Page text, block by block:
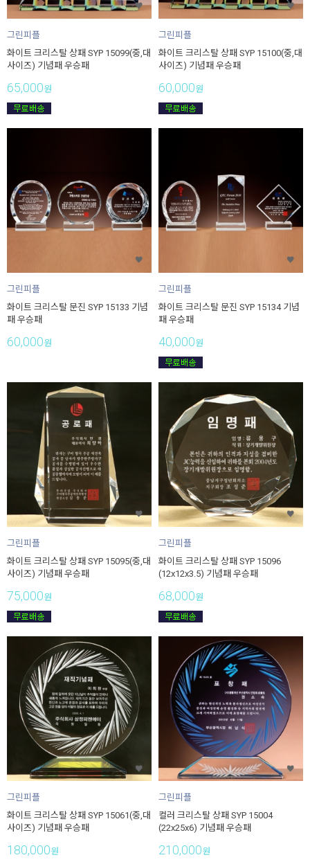
그린피플
화이트 크리스탈 상패 SYP 15099(중,대
사이즈) 기념패 우승패
65,000원
그린피플
화이트 크리스탈 상패 SYP 15100(중,대
사이즈) 기념패 우승패
60,000원
그린피플
화이트 크리스탈 문진 SYP 15133 기념
패 우승패
60,000원
그린피플
화이트 크리스탈 문진 SYP 15134 기념
패 우승패
40,000원
그린피플
화이트 크리스탈 상패 SYP 15095(중,대
사이즈) 기념패 우승패
75,000원
그린피플
화이트 크리스탈 상패 SYP 15096
(12x12x3.5) 기념패 우승패
68,000원
그린피플
화이트 크리스탈 상패 SYP 15061(중,대
사이즈) 기념패 우승패
180,000원
그린피플
컬러 크리스탈 상패 SYP 15004
(22x25x6) 기념패 우승패
210,000원